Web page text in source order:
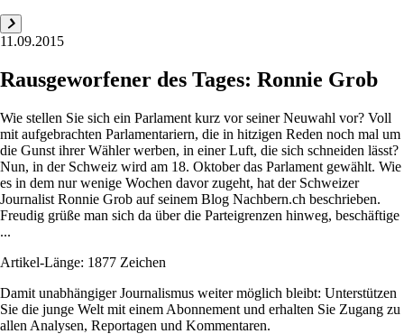
11.09.2015
Rausgeworfener des Tages: Ronnie Grob
Wie stellen Sie sich ein Parlament kurz vor seiner Neuwahl vor? Voll
mit aufgebrachten Parlamentariern, die in hitzigen Reden noch mal um
die Gunst ihrer Wähler werben, in einer Luft, die sich schneiden lässt?
Nun, in der Schweiz wird am 18. Oktober das Parlament gewählt. Wie
es in dem nur wenige Wochen davor zugeht, hat der Schweizer
Journalist Ronnie Grob auf seinem Blog Nachbern.ch beschrieben.
Freudig grüße man sich da über die Parteigrenzen hinweg, beschäftige
...
Artikel-Länge: 1877 Zeichen
Damit unabhängiger Journalismus weiter möglich bleibt: Unterstützen
Sie die junge Welt mit einem Abonnement und erhalten Sie Zugang zu
allen Analysen, Reportagen und Kommentaren.